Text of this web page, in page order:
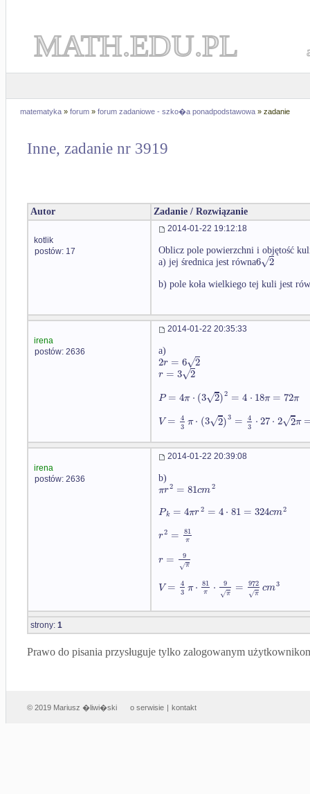
MATH.EDU.PL
matematyka » forum » forum zadaniowe - szko�a ponadpodstawowa » zadanie
Inne, zadanie nr 3919
Autor Zadanie / Rozwiązanie
kotlik
postów: 17
2014-01-22 19:12:18
Oblicz pole powierzchni i objętość
a) jej średnica jest równa6 2
√
b) pole koła wielkiego tej kuli jest
irena
postów: 2636
2014-01-22 20:35:33
a)
2r = 6 2
√
r = 3 2
√
P = 4π ⋅ (3 2
√ )2 = 4 ⋅ 18π = 72π
V = 4
3 π⋅ (3 2
√ )3 = 4
3 ⋅27⋅ 2 2
√ π
irena
postów: 2636
2014-01-22 20:39:08
b)
πr2 = 81cm2
Pk = 4πr2 = 4⋅ 81 = 324cm2
r2 = 81
π
r = 9
π
√
V = 4
3 π⋅ 81
π ⋅ 9
π
√ = 972
π
√ cm3
strony: 1
Prawo do pisania przysługuje tylko zalogowanym
© 2019 Mariusz �liwi�ski o serwisie | kontakt